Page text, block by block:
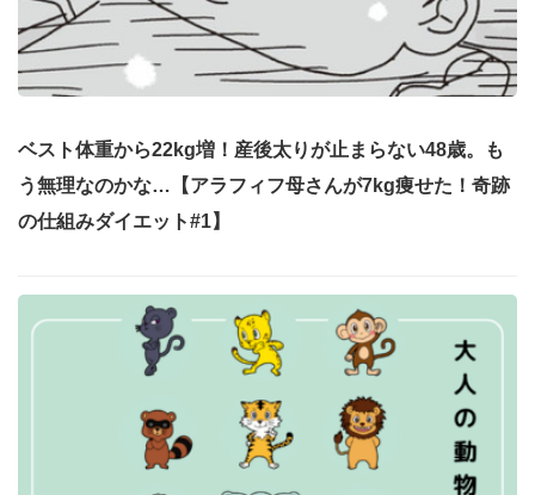
ベスト体重から22kg増！産後太りが止まらない48歳。も
う無理なのかな…【アラフィフ母さんが7kg痩せた！奇跡
の仕組みダイエット#1】